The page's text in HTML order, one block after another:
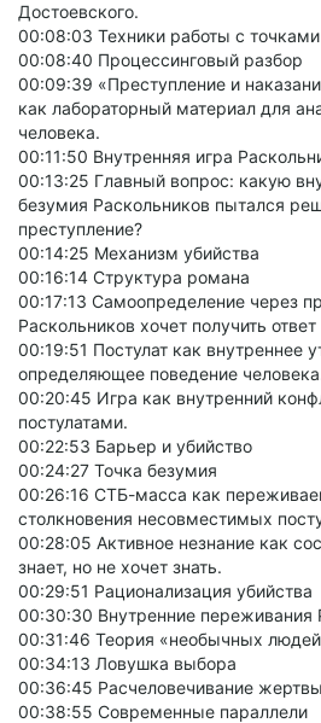
Достоевского.
00:08:03 Техники работы с
00:08:40 Процессинговый разбор
00:09:39 «Преступление и
как лабораторный материал для
человека.
00:11:50 Внутренняя игра
00:13:25 Главный вопрос: какую
безумия Раскольников пытался
преступление?
00:14:25 Механизм убийства
00:16:14 Структура романа
00:17:13 Самоопределение через
Раскольников хочет получить
00:19:51 Постулат как внутреннее
определяющее поведение
00:20:45 Игра как внутренний
постулатами.
00:22:53 Барьер и убийство
00:24:27 Точка безумия
00:26:16 СТБ-масса как
столкновения несовместимых
00:28:05 Активное незнание как
знает, но не хочет знать.
00:29:51 Рационализация убийства
00:30:30 Внутренние переживания
00:31:46 Теория «необычных
00:34:13 Ловушка выбора
00:36:45 Расчеловечивание жертвы
00:38:55 Современные параллели